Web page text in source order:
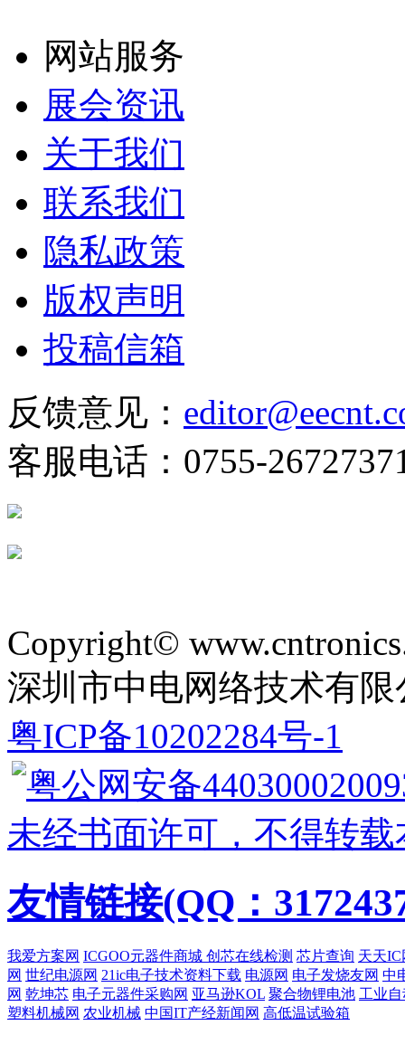
网站服务
展会资讯
关于我们
联系我们
隐私政策
版权声明
投稿信箱
反馈意见：
客服电话：0755-
Copyright©
深圳市中电网络技术有
粤ICP备10202284号-1
粤公网安备
未经书面许可，不得转
友情链接(QQ：
我爱方案网 ICGOO元器件商城 创芯在线检测 芯片查询 天天IC
网 世纪电源网 21ic电子技术资料下载 电源网 电子发烧友网 中
网 乾坤芯 电子元器件采购网 亚马逊KOL 聚合物锂电池 工业
塑料机械网 农业机械 中国IT产经新闻网 高低温试验箱